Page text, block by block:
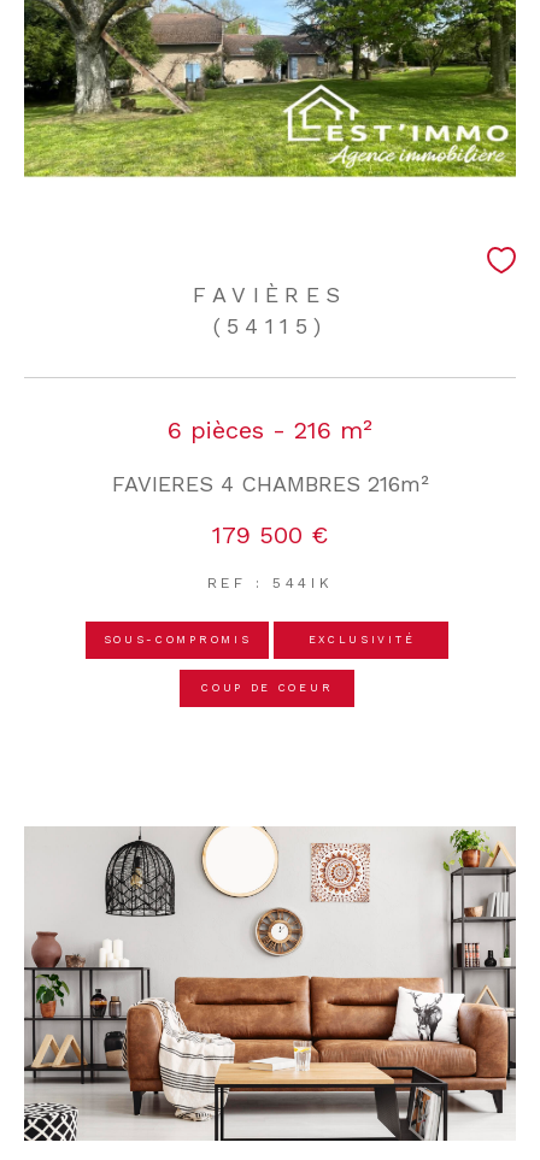
FAVIÈRES
(54115)
6 pièces - 216 m²
FAVIERES 4 CHAMBRES 216m²
179 500 €
REF : 544IK
SOUS-COMPROMIS EXCLUSIVITÉ
COUP DE COEUR